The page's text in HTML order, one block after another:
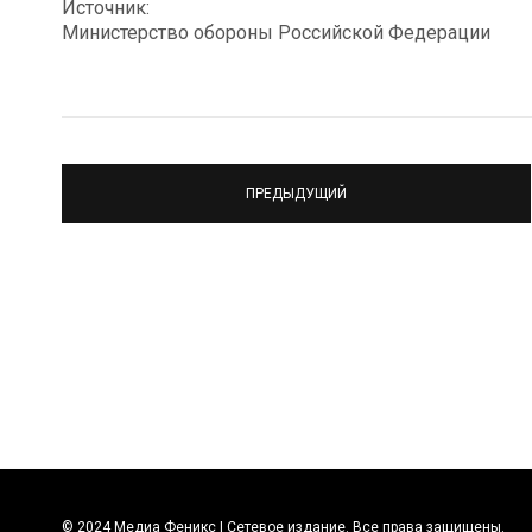
Источник:
Министерство обороны Российской Федерации
ПРЕДЫДУЩИЙ
© 2024 Медиа Феникс | Сетевое издание. Все права защищены.